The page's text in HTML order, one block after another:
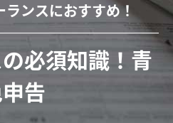
ンスにおすすめ！
必須知識！青
告